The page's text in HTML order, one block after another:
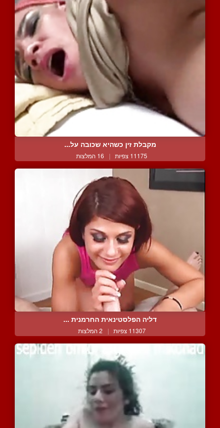
מקבלת זין כשהיא שכובה על...
11175 צפיות | 16 המלצות
דליה הפלסטינאית החרמנית ...
11307 צפיות | 2 המלצות